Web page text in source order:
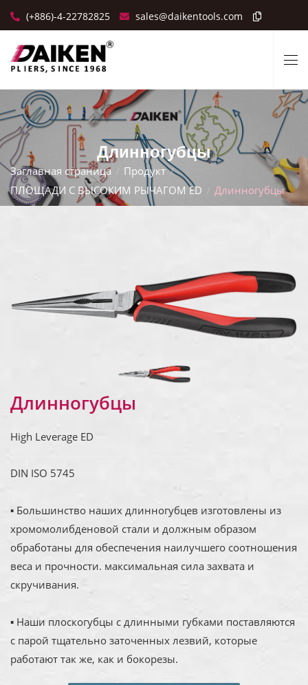
(+886)-4-22782825 sales@daikentools.com
Длинногубцы
Заглавная страница
Продукт
ПЛОЩАДИ С ВЫСОКИМ РЫЧАГОМ ED
Длинногубцы
Длинногубцы
High Leverage ED
DIN ISO 5745
▪ Большинство наших длинногубцев изготовлены из
хромомолибденовой стали и должным образом
обработаны для обеспечения наилучшего соотношения
веса и прочности. максимальная сила захвата и
скручивания.
▪ Наши плоскогубцы с длинными губками поставляются
с парой тщательно заточенных лезвий, которые
работают так же, как и бокорезы.